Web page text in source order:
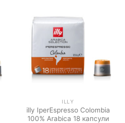
ILLY
illy IperEspresso Colombia
100% Arabica 18 капсули